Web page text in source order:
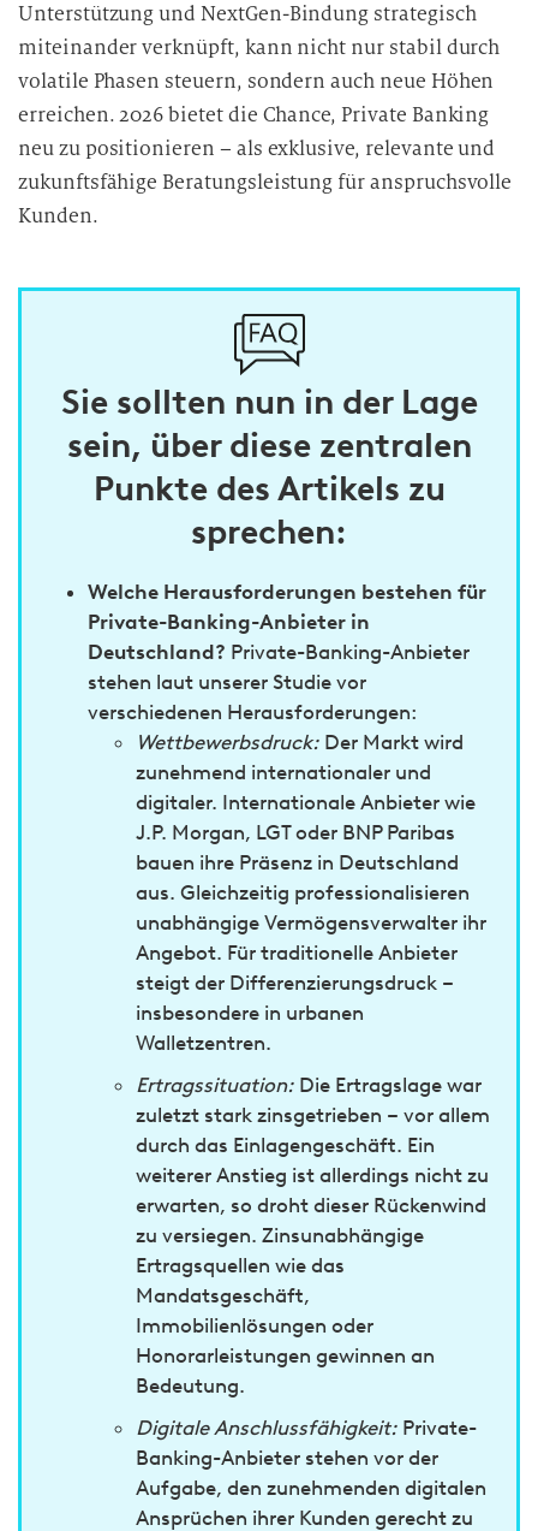
Unterstützung und NextGen-Bindung strategisch
miteinander verknüpft, kann nicht nur stabil durch
volatile Phasen steuern, sondern auch neue Höhen
erreichen. 2026 bietet die Chance, Private Banking
neu zu positionieren – als exklusive, relevante und
zukunftsfähige Beratungsleistung für anspruchsvolle
Kunden.
Sie sollten nun in der Lage
sein, über diese zentralen
Punkte des Artikels zu
sprechen:
Welche Herausforderungen bestehen für
Private-Banking-Anbieter in
Deutschland? Private-Banking-Anbieter
stehen laut unserer Studie vor
verschiedenen Herausforderungen:
Wettbewerbsdruck: Der Markt wird
zunehmend internationaler und
digitaler. Internationale Anbieter wie
J.P. Morgan, LGT oder BNP Paribas
bauen ihre Präsenz in Deutschland
aus. Gleichzeitig professionalisieren
unabhängige Vermögensverwalter ihr
Angebot. Für traditionelle Anbieter
steigt der Differenzierungsdruck –
insbesondere in urbanen
Walletzentren.
Ertragssituation: Die Ertragslage war
zuletzt stark zinsgetrieben – vor allem
durch das Einlagengeschäft. Ein
weiterer Anstieg ist allerdings nicht zu
erwarten, so droht dieser Rückenwind
zu versiegen. Zinsunabhängige
Ertragsquellen wie das
Mandatsgeschäft,
Immobilienlösungen oder
Honorarleistungen gewinnen an
Bedeutung.
Digitale Anschlussfähigkeit: Private-
Banking-Anbieter stehen vor der
Aufgabe, den zunehmenden digitalen
Ansprüchen ihrer Kunden gerecht zu